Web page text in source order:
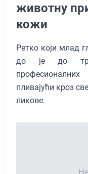
животну
кожи
Ретко који млад
до је до
пливајући кроз
ликове.